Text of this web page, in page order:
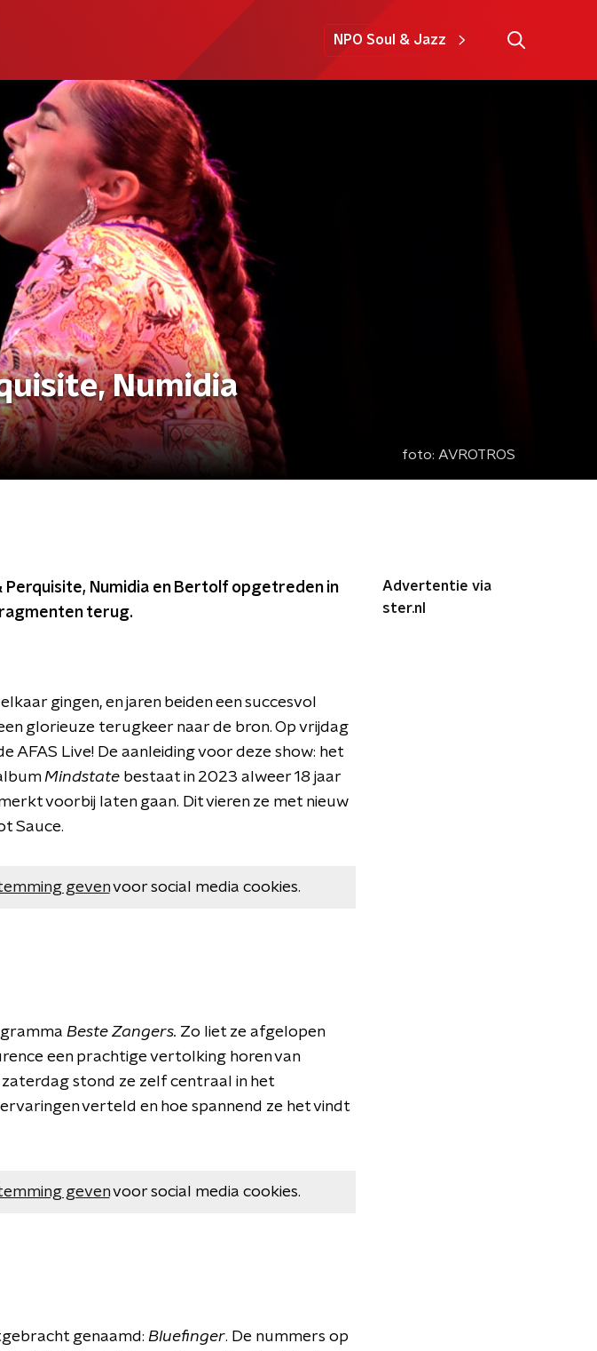
NPO Soul & Jazz
Numidia
foto: AVROTROS
Numidia en Bertolf opgetreden in
terug.
gingen, en jaren beiden een succesvol
glorieuze terugkeer naar de bron. Op vrijdag
AFAS Live! De aanleiding voor deze show: het
Mindstate bestaat in 2023 alweer 18 jaar
voorbij laten gaan. Dit vieren ze met nieuw
Sauce.
gevenvoor social media cookies.
Beste Zangers. Zo liet ze afgelopen
een prachtige vertolking horen van
zaterdag stond ze zelf centraal in het
verteld en hoe spannend ze het vindt
gevenvoor social media cookies.
genaamd: Bluefinger. De nummers op
Advertentie via
ster.nl